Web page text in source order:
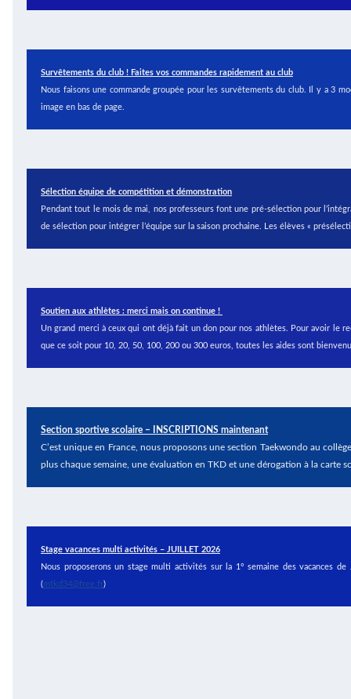
Survêtements du club ! Faites vos commandes rapidement au club
Nous faisons une commande groupée pour les survêtements du club. Il y a 3
image en bas de page.
Sélection équipe de compétition et démonstration
Pendant tout le mois de mai, nos professeurs font une pré-sélection pour
de sélection pour intégrer l’équipe sur la saison prochaine. Les élèves «
Soutien aux athlètes : merci mais on continue !
Un grand merci à ceux qui ont déjà fait un don pour nos athlètes. Pour avoir le
que ce soit pour 10, 20, 50, 100, 200 ou 300 euros, toutes les aides sont
Section sportive scolaire – INSCRIPTIONS maintenant
C’est unique en France, nous proposons une section Taekwondo au
plus chaque semaine, une évaluation en TKD et une dérogation à la carte
Stage vacances multi activités – JUILLET 2026
Nous proposerons un stage multi activités sur la 1° semaine des vacances
(mtkd34@free.fr)